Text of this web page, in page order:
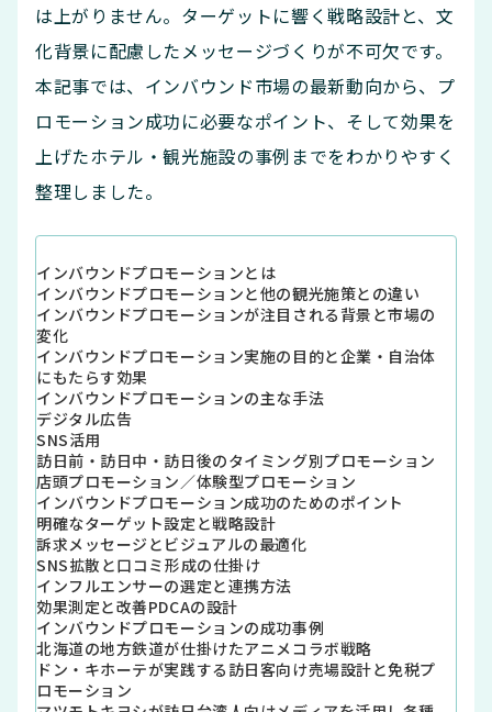
は上がりません。ターゲットに響く戦略設計と、文
化背景に配慮したメッセージづくりが不可欠です。
本記事では、インバウンド市場の最新動向から、プ
ロモーション成功に必要なポイント、そして効果を
上げたホテル・観光施設の事例までをわかりやすく
整理しました。
インバウンドプロモーションとは
インバウンドプロモーションと他の観光施策との違い
インバウンドプロモーションが注目される背景と市場の
変化
インバウンドプロモーション実施の目的と企業・自治体
にもたらす効果
インバウンドプロモーションの主な手法
デジタル広告
SNS活用
訪日前・訪日中・訪日後のタイミング別プロモーション
店頭プロモーション／体験型プロモーション
インバウンドプロモーション成功のためのポイント
明確なターゲット設定と戦略設計
訴求メッセージとビジュアルの最適化
SNS拡散と口コミ形成の仕掛け
インフルエンサーの選定と連携方法
効果測定と改善PDCAの設計
インバウンドプロモーションの成功事例
北海道の地方鉄道が仕掛けたアニメコラボ戦略
ドン・キホーテが実践する訪日客向け売場設計と免税プ
ロモーション